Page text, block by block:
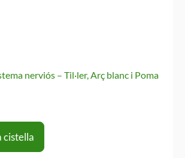
nerviós – Til·ler, Arç blanc i Poma
cistella